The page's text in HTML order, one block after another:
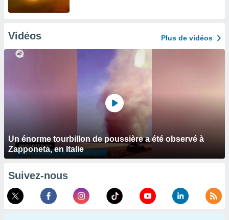
Vidéos Plus de vidéos
Un énorme tourbillon de poussière a été observé à
Zapponeta, en Italie
Suivez-nous